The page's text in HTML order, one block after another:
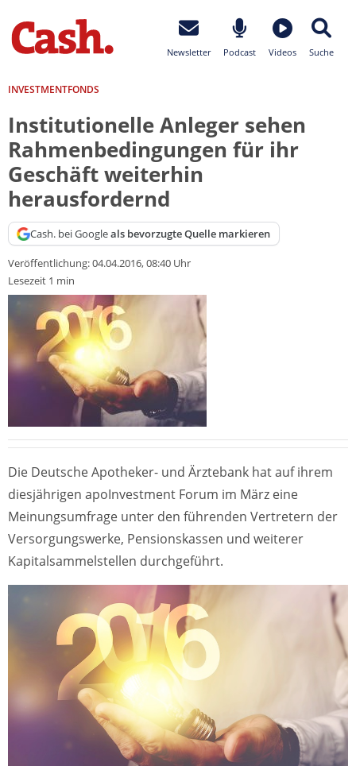
Newsletter Podcast Videos Suche
INVESTMENTFONDS
Institutionelle Anleger sehen
Rahmenbedingungen für ihr
Geschäft weiterhin
herausfordernd
Cash. bei Googleals bevorzugte Quelle markieren
Veröffentlichung:04.04.2016, 08:40 Uhr
Lesezeit 1 min
Die Deutsche Apotheker- und Ärztebank hat auf ihrem
diesjährigen apoInvestment Forum im März eine
Meinungsumfrage unter den führenden Vertretern der
Versorgungswerke, Pensionskassen und weiterer
Kapitalsammelstellen durchgeführt.